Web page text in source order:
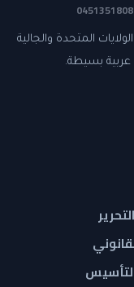
المتحدة والجالية
عربية بسيطة.